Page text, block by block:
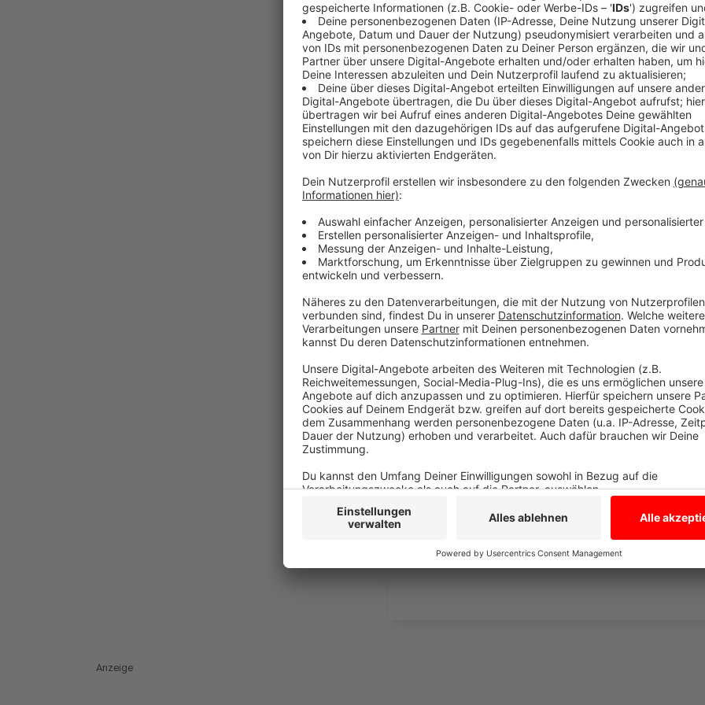
Die meisten von uns genießen das tolle Wetter.
Hotpants und das bauchfreie Top! Doch in der
auch von den Mitschülern gibt es schon mal dumme
Schulen in NRW über eine Kleiderordnung nach. An
das Thema noch relativ entspannt, aber die erste
Kleiderordnung eingeführt. An der Sekundarschule
verboten. Schulleiterin Gisela Huning betont aber,
etwas zu verbieten. Es geht nur darum einen
Schüler als auch die Lehrer wohlfühlen. Die
Schülern und Eltern bei der Schulkonferenz
Anzeige
Umfrage mit Schülern zur Kleiderordnung
Anzeige
Interview mit Gisela Huning
Anzeige
Anzeige